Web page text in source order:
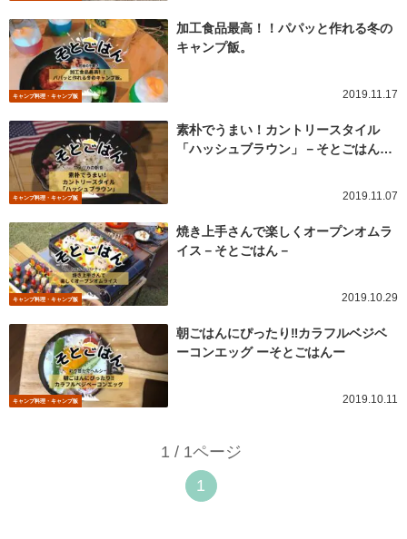
キャンプ料理・キャンプ飯
加工食品最高！！パパッと作れる冬の
キャンプ飯。
2019.11.17
キャンプ料理・キャンプ飯
素朴でうまい！カントリースタイル
「ハッシュブラウン」－そとごはん…
2019.11.07
キャンプ料理・キャンプ飯
焼き上手さんで楽しくオープンオムラ
イス－そとごはん－
2019.10.29
キャンプ料理・キャンプ飯
朝ごはんにぴったり‼︎カラフルベジベ
ーコンエッグ ーそとごはんー
2019.10.11
1 / 1ページ
1